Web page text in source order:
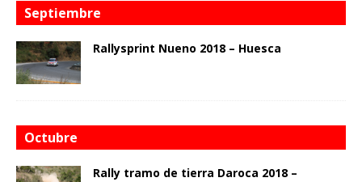
Septiembre
Rallysprint Nueno 2018 – Huesca
Octubre
Rally tramo de tierra Daroca 2018 –